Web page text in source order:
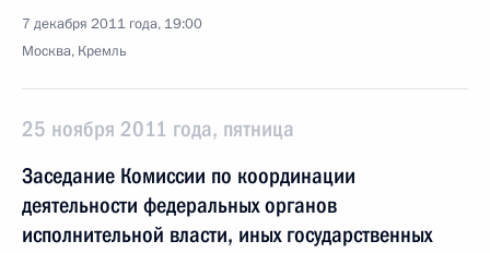
7 декабря 2011 года, 19:00
Москва, Кремль
25 ноября 2011 года, пятница
Заседание Комиссии по координации
деятельности федеральных органов
исполнительной власти, иных государственных